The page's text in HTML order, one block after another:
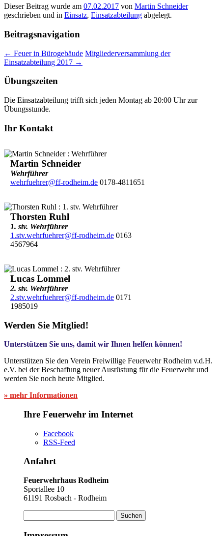
Dieser Beitrag wurde am 07.02.2017 von Martin Schneider
geschrieben und in Einsatz, Einsatzabteilung abgelegt.
Beitragsnavigation
← Feuer in Bürogebäude Mitgliederversammlung der
Einsatzabteilung 2017 →
Übungszeiten
Die Einsatzabteilung trifft sich jeden Montag ab 20:00 Uhr zur
Übungsstunde.
Ihr Kontakt
Martin Schneider
Wehrführer
wehrfuehrer@ff-rodheim.de0178-4811651
Thorsten Ruhl
1. stv. Wehrführer
1.stv.wehrfuehrer@ff-rodheim.de0163
4567964
Lucas Lommel
2. stv. Wehrführer
2.stv.wehrfuehrer@ff-rodheim.de0171
1985019
Werden Sie Mitglied!
Unterstützen Sie uns, damit wir Ihnen helfen können!
Unterstützen Sie den Verein Freiwillige Feuerwehr Rodheim v.d.H.
e.V. bei der Beschaffung neuer Ausrüstung für die Feuerwehr und
werden Sie noch heute Mitglied.
» mehr Informationen
Ihre Feuerwehr im Internet
Facebook
RSS-Feed
Anfahrt
Feuerwehrhaus Rodheim
Sportallee 10
61191 Rosbach - Rodheim
nach: